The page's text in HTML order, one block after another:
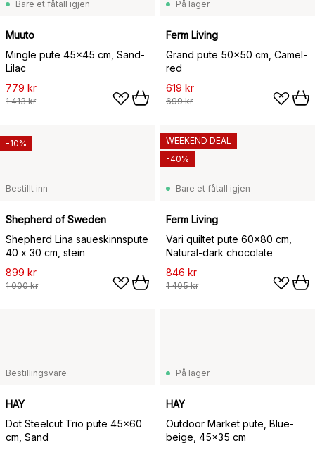
Bare et fåtall igjen
Muuto
Mingle pute 45x45 cm, Sand-
Lilac
779 kr
1 413 kr
På lager
Ferm Living
Grand pute 50x50 cm, Camel-
red
619 kr
699 kr
Bestillt inn
Shepherd of Sweden
Shepherd Lina saueskinnspute
40 x 30 cm, stein
899 kr
1 000 kr
-10%
Bare et fåtall igjen
Ferm Living
Vari quiltet pute 60x80 cm,
Natural-dark chocolate
846 kr
1 405 kr
WEEKEND DEAL
-40%
Bestillingsvare
HAY
Dot Steelcut Trio pute 45x60
cm, Sand
På lager
HAY
Outdoor Market pute, Blue-
beige, 45x35 cm